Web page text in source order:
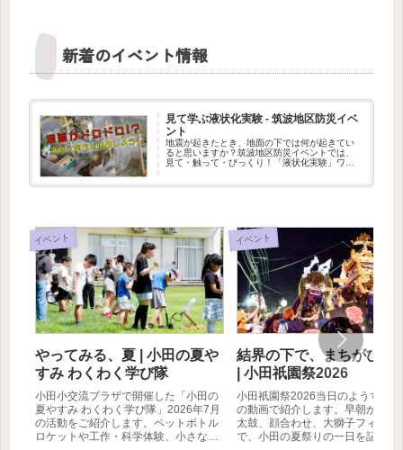
新着のイベント情報
見て学ぶ液状化実験 - 筑波地区防災イベ
ント
地震が起きたとき、地面の下では何が起きてい
ると思いますか？筑波地区防災イベントでは、
見て・触って・びっくり！「液状化実験」ワー
イベント
やってみる、夏 | 小田の夏や
すみ わくわく学び隊
小田小交流プラザで開催した「小田の
夏やすみ わくわく学び隊」2026年7月
の活動をご紹介します。ペットボトル
ロケットや工作・科学体験、小さな生
イベント
結界の下で、まちがひと
| 小田祇園祭2026
小田祇園祭2026当日のようすを
の動画で紹介します。早朝からの
太鼓、顔合わせ、大獅子フィナー
で、小田の夏祭りの一日を記録し